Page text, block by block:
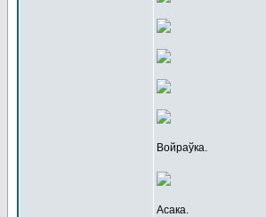
Войраўка.
Асака.